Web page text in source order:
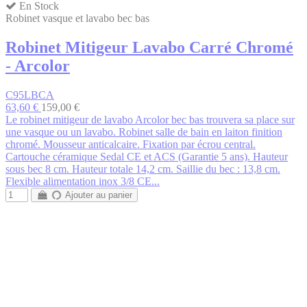
En Stock
Robinet vasque et lavabo bec bas
Robinet Mitigeur Lavabo Carré Chromé
- Arcolor
C95LBCA
63,60 € 159,00 €
Le robinet mitigeur de lavabo Arcolor bec bas trouvera sa place sur
une vasque ou un lavabo. Robinet salle de bain en laiton finition
chromé. Mousseur anticalcaire. Fixation par écrou central.
Cartouche céramique Sedal CE et ACS (Garantie 5 ans). Hauteur
sous bec 8 cm. Hauteur totale 14,2 cm. Saillie du bec : 13,8 cm.
Flexible alimentation inox 3/8 CE...
Ajouter au panier